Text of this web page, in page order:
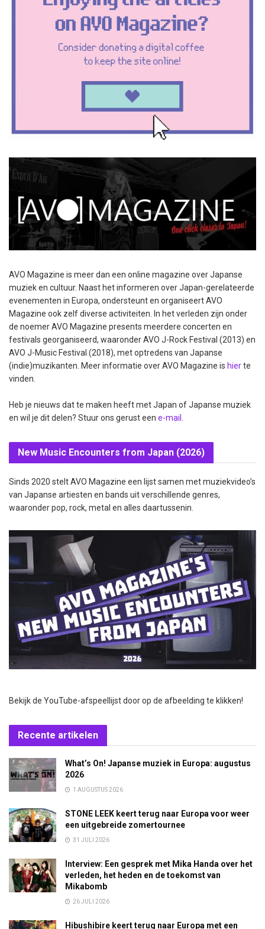
AVO Magazine is meer dan een online magazine over Japanse
muziek en cultuur. Naast het informeren over Japan-gerelateerde
evenementen in Europa, ondersteunt en organiseert AVO
Magazine ook zelf diverse activiteiten. In het verleden zijn onder
de noemer AVO Magazine presents meerdere concerten en
festivals georganiseerd, waaronder AVO J-Rock Festival (2013) en
AVO J-Music Festival (2018), met optredens van Japanse
(indie)muzikanten. Meer informatie over AVO Magazine is hierte
vinden.
Heb je nieuws dat te maken heeft met Japan of Japanse muziek
en wil je dit delen? Stuur ons gerust een e-mail
New Music Encounters from Japan (2026)
Sinds 2020 stelt AVO Magazine een lijst samen met muziekvideo’s
van Japanse artiesten en bands uit verschillende genres,
waaronder pop, rock, metal en alles daartussenin.
Bekijk de YouTube-afspeellijst door op de afbeelding te klikken!
Recente artikelen
What’s On! Japanse muziek in Europa: augustus
2026
1 AUGUSTUS 2026
STONE LEEK keert terug naar Europa voor weer
een uitgebreide zomertournee
31 JULI 2026
Interview: Een gesprek met Mika Handa over het
verleden, het heden en de toekomst van
Mikabomb
26 JULI 2026
Hibushibire keert terug naar Europa met een